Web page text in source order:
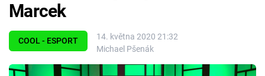
Témata
COOL - ESPORT
14. května 2020 21:32
Michael Pšenák
Marcek